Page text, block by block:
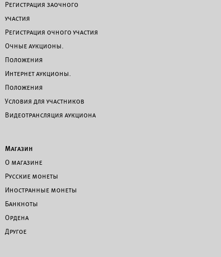
Регистрация заочного
участия
Регистрация очного участия
Очные аукционы.
Положения
Интернет аукционы.
Положения
Условия для участников
Видеотрансляция аукциона
Магазин
О магазине
Русские монеты
Иностранные монеты
Банкноты
Ордена
Другое